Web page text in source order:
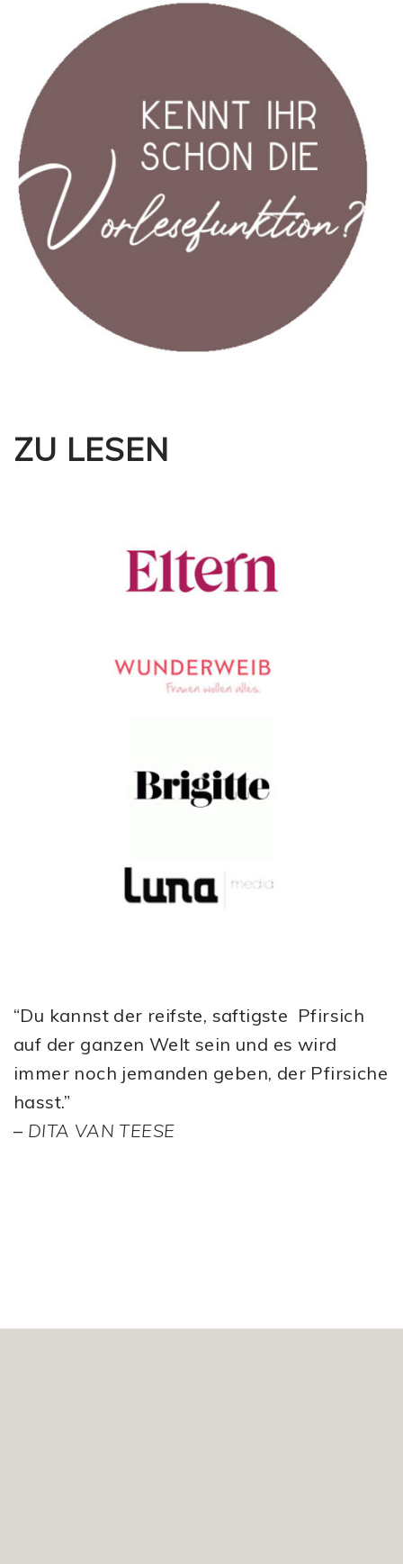
ZU LESEN
“Du kannst der reifste, saftigste Pfirsich
auf der ganzen Welt sein und es wird
immer noch jemanden geben, der Pfirsiche
hasst.”
– DITA VAN TEESE